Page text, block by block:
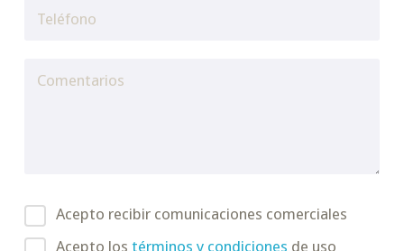
Acepto recibir comunicaciones comerciales
Acepto los términos y condiciones de uso